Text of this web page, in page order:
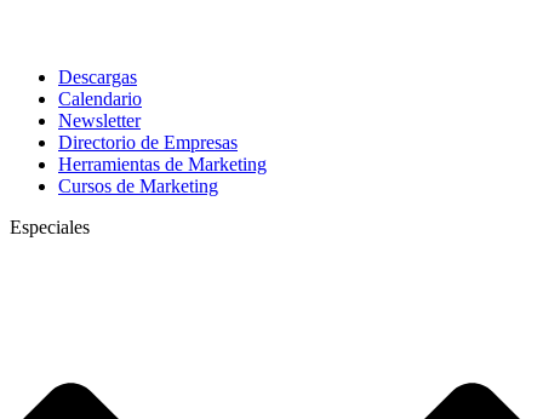
Descargas
Calendario
Newsletter
Directorio de Empresas
Herramientas de Marketing
Cursos de Marketing
Especiales